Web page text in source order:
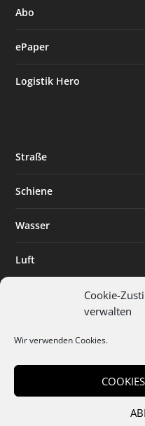
Cookie-
verwalten
Wir verwenden Cookies.
Abo
ePaper
Logistik Hero
Straße
Schiene
Wasser
Luft
Digitalisierung